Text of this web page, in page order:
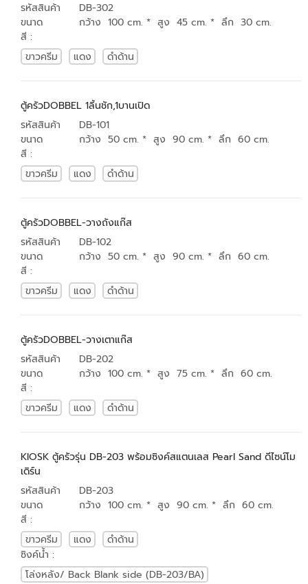
รหัสสินค้า
DB-302
ขนาด
กว้าง 100 cm. * สูง 45 cm. * ลึก 30 cm.
สี :
ขาวครีม
แดง ดำด้าน
ตู้ครัวDOBBEL 1ลิ้นชัก,1บานเปิด
รหัสสินค้า
DB-101
ขนาด
กว้าง 50 cm. * สูง 90 cm. * ลึก 60 cm.
สี :
ขาวครีม
แดง ดำด้าน
ตู้ครัวDOBBEL-วางถังแก๊ส
รหัสสินค้า
DB-102
ขนาด
กว้าง 50 cm. * สูง 90 cm. * ลึก 60 cm.
สี :
ขาวครีม
แดง ดำด้าน
ตู้ครัวDOBBEL-วางเตาแก๊ส
รหัสสินค้า
DB-202
ขนาด
กว้าง 100 cm. * สูง 75 cm. * ลึก 60 cm.
สี :
ขาวครีม
แดง ดำด้าน
KIOSK ตู้ครัวรุ่น DB-203 พร้อมซิงค์สแตนเลส Pearl Sand ดีไซน์โม
เดิร์น
รหัสสินค้า
DB-203
ขนาด
กว้าง 100 cm. * สูง 90 cm. * ลึก 60 cm.
สี :
ขาวครีม
แดง
ดำด้าน
ซิงค์น้ำ :
โล่งหลัง/ Back Blank side (DB-203/BA)